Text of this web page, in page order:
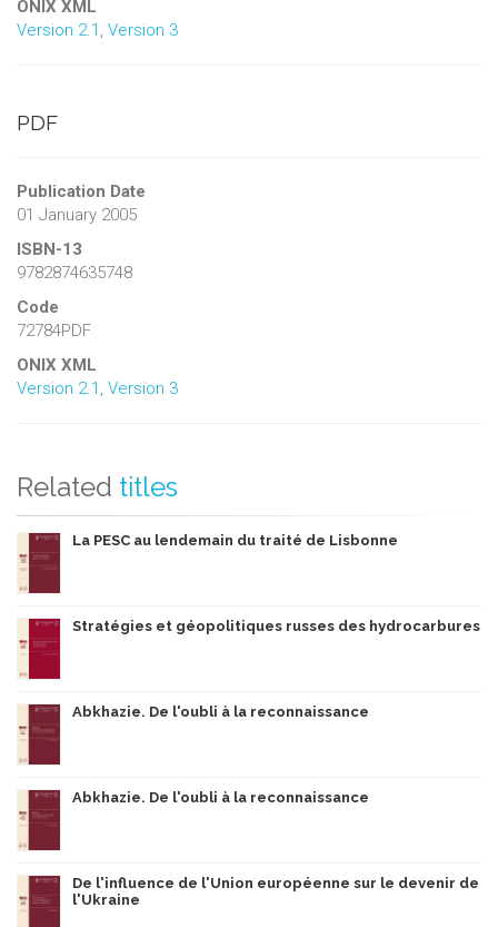
ONIX XML
Version 2.1 Version 3
PDF
Publication Date
01 January 2005
ISBN-13
9782874635748
Code
72784PDF
ONIX XML
Version 2.1 Version 3
Related titles
La PESC au lendemain du traité de Lisbonne
Stratégies et géopolitiques russes des hydrocarbures
Abkhazie. De l'oubli à la reconnaissance
Abkhazie. De l'oubli à la reconnaissance
De l'influence de l'Union européenne sur le devenir de
l'Ukraine